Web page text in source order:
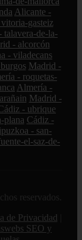
Alicante -
gasteiz
talavera-de-la-
- alcorcón
- viladecans
Madrid -
- roquetas-
Almería -
Madrid -
- ubrique
plana Cádiz -
- san-
el-saz-de-
reservados.
de Privacidad
SEO y